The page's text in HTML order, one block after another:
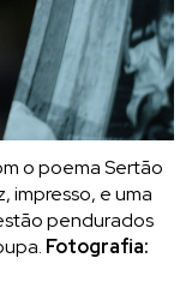
o poema Sertão
impresso, e uma
pendurados
Fotografia: